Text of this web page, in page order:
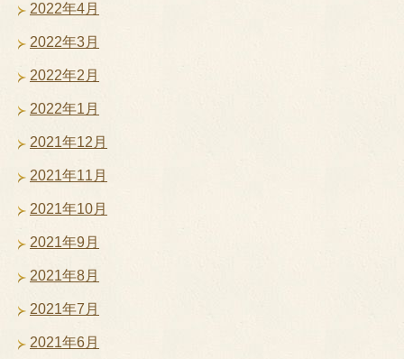
2022年4月
2022年3月
2022年2月
2022年1月
2021年12月
2021年11月
2021年10月
2021年9月
2021年8月
2021年7月
2021年6月